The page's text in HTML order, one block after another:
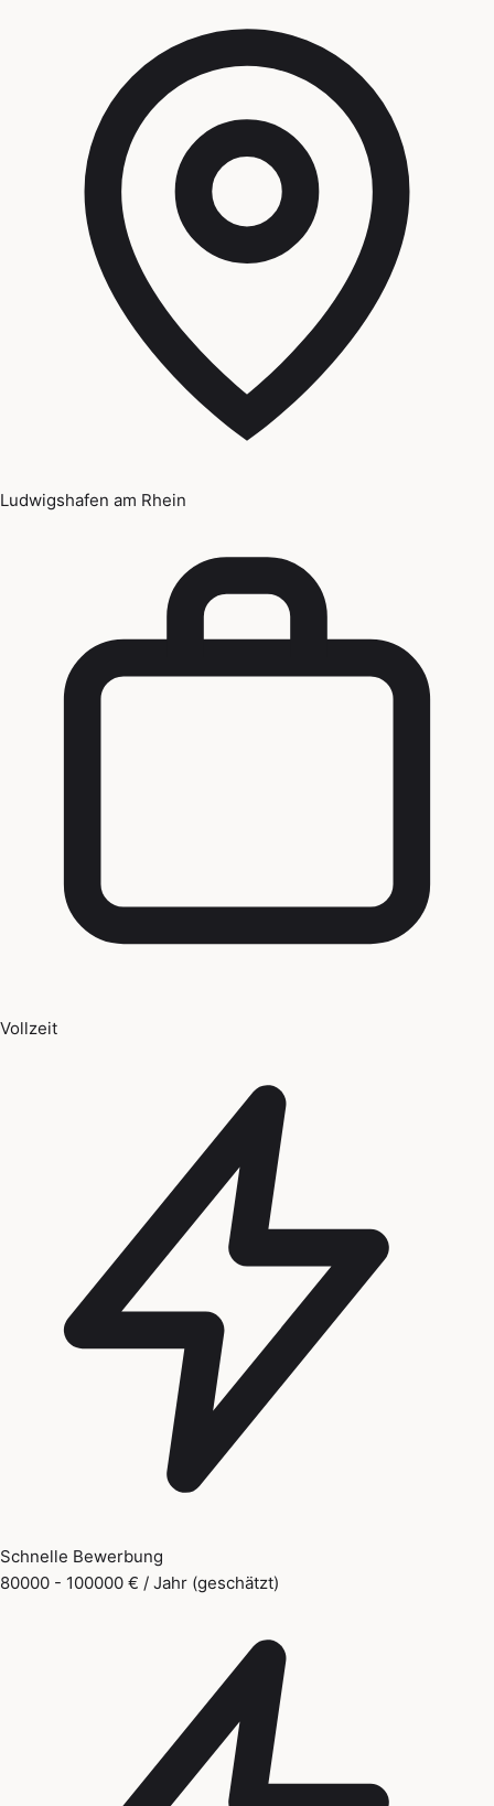
Ludwigshafen am Rhein
Vollzeit
Schnelle Bewerbung
80000 - 100000 € / Jahr (geschätzt)